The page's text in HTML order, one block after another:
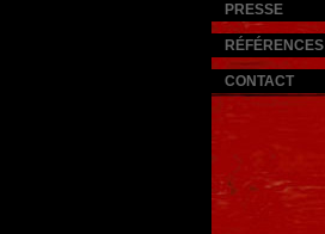
PRESSE
RÉFÉRENCES
CONTACT